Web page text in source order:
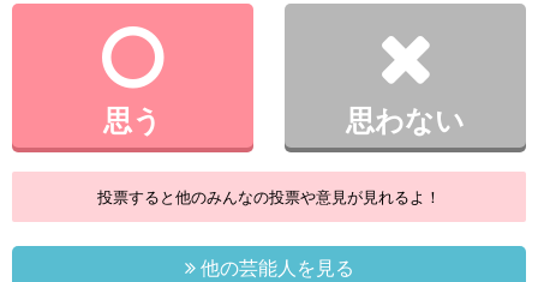
思う 思わない
投票すると他のみんなの投票や意見が見れるよ！
他の芸能人を見る